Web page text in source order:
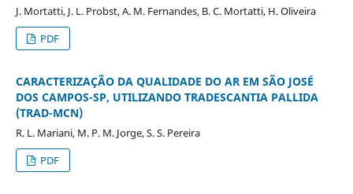
J. Mortatti, J. L. Probst, A. M. Fernandes, B. C. Mortatti, H. Oliveira
PDF
CARACTERIZAÇÃO DA QUALIDADE DO AR EM SÃO JOSÉ
DOS CAMPOS-SP, UTILIZANDO TRADESCANTIA PALLIDA
(TRAD-MCN)
R. L. Mariani, M. P. M. Jorge, S. S. Pereira
PDF